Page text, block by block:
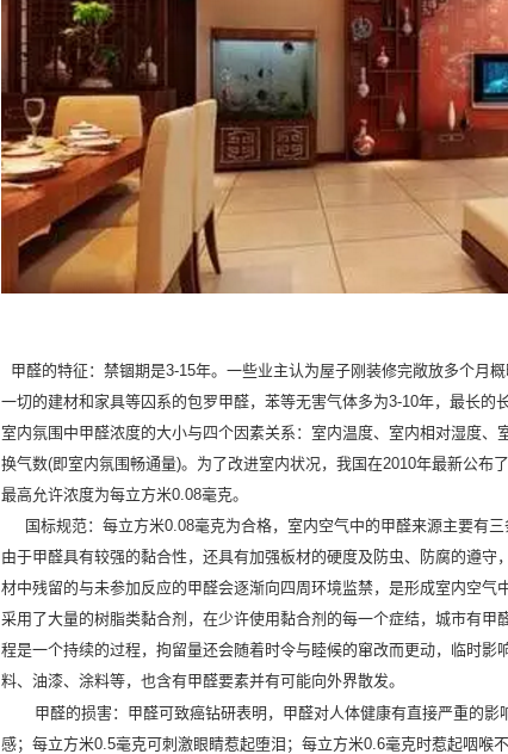
甲醛的特征：禁锢期是3-15年。一些业主认为屋子刚装修完敞放多个月
一切的建材和家具等囚系的包罗甲醛，苯等无害气体多为3-10年，最长的
室内氛围中甲醛浓度的大小与四个因素关系：室内温度、室内相对湿度、
换气数(即室内氛围畅通量)。为了改进室内状况，我国在2010年最新公布了
最高允许浓度为每立方米0.08毫克。
国标规范：每立方米0.08毫克为合格，室内空气中的甲醛来源主要有
由于甲醛具有较强的黏合性，还具有加强板材的硬度及防虫、防腐的遵
材中残留的与未参加反应的甲醛会逐渐向四周环境监禁，是形成室内空
采用了大量的树脂类黏合剂，在少许使用黏合剂的每一个症结，城市有
程是一个持续的过程，拘留量还会随着时令与睦候的窜改而更动，临时
料、油漆、涂料等，也含有甲醛要素并有可能向外界散发。
甲醛的损害：甲醛可致癌钻研表明，甲醛对人体健康有直接严重的影
感；每立方米0.5毫克可刺激眼睛惹起堕泪；每立方米0.6毫克时惹起咽喉